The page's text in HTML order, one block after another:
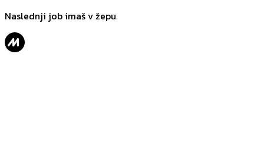
Naslednji job imaš v žepu